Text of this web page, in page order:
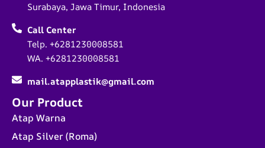
Our Product
Atap Warna
Atap Silver (Roma)
Surabaya, Jawa Timur, Indonesia
Call Center
Telp. +6281230008581
WA. +6281230008581
mail.atapplastik@gmail.com